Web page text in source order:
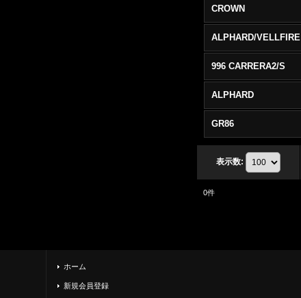
CROWN
ALPHARD/VELLFIRE
996 CARRERA2/S
ALPHARD
GR86
表示数:
0件
ホーム
新規会員登録